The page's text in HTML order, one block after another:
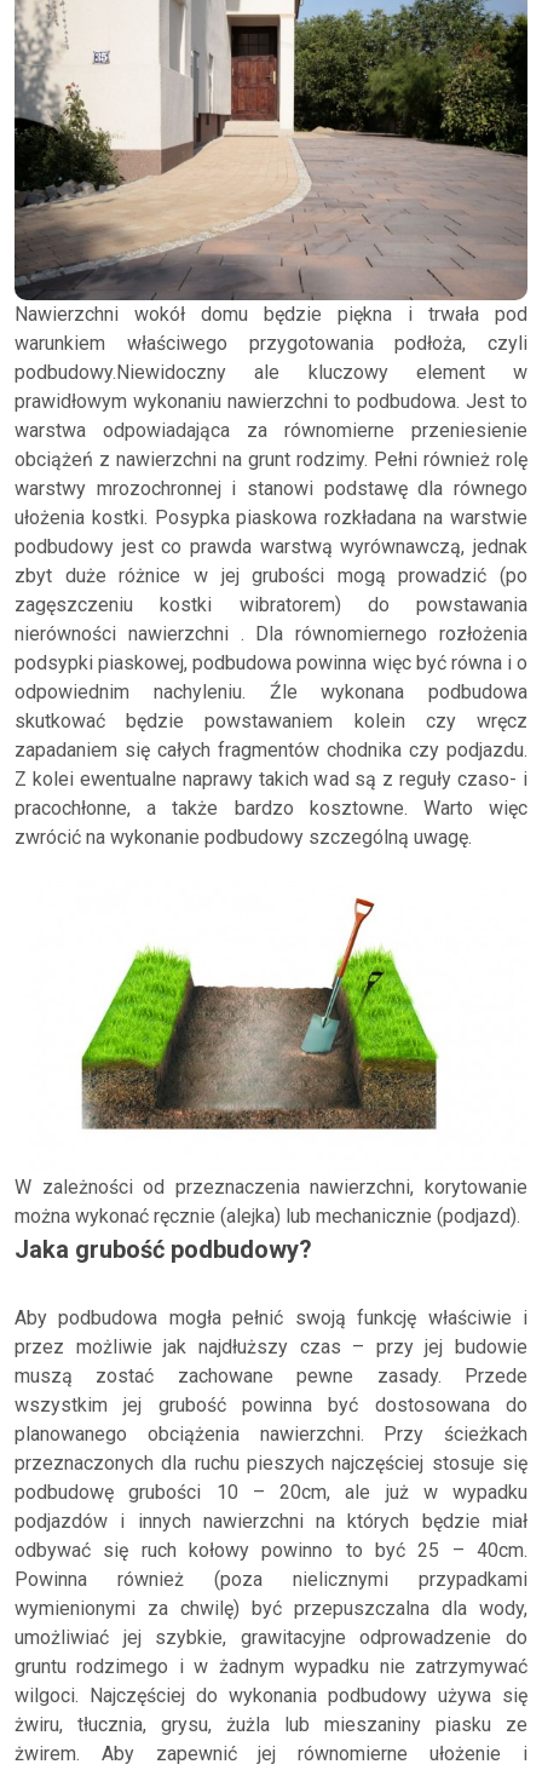
Nawierzchni wokół domu będzie piękna i trwała pod
warunkiem właściwego przygotowania podłoża, czyli
podbudowy.Niewidoczny ale kluczowy element w
prawidłowym wykonaniu nawierzchni to podbudowa. Jest to
warstwa odpowiadająca za równomierne przeniesienie
obciążeń z nawierzchni na grunt rodzimy. Pełni również rolę
warstwy mrozochronnej i stanowi podstawę dla równego
ułożenia kostki. Posypka piaskowa rozkładana na warstwie
podbudowy jest co prawda warstwą wyrównawczą, jednak
zbyt duże różnice w jej grubości mogą prowadzić (po
zagęszczeniu kostki wibratorem) do powstawania
nierówności nawierzchni . Dla równomiernego rozłożenia
podsypki piaskowej, podbudowa powinna więc być równa i o
odpowiednim nachyleniu. Źle wykonana podbudowa
skutkować będzie powstawaniem kolein czy wręcz
zapadaniem się całych fragmentów chodnika czy podjazdu.
Z kolei ewentualne naprawy takich wad są z reguły czaso- i
pracochłonne, a także bardzo kosztowne. Warto więc
zwrócić na wykonanie podbudowy szczególną uwagę.
W zależności od przeznaczenia nawierzchni, korytowanie
można wykonać ręcznie (alejka) lub mechanicznie (podjazd).
Jaka grubość podbudowy?
Aby podbudowa mogła pełnić swoją funkcję właściwie i
przez możliwie jak najdłuższy czas – przy jej budowie
muszą zostać zachowane pewne zasady. Przede
wszystkim jej grubość powinna być dostosowana do
planowanego obciążenia nawierzchni. Przy ścieżkach
przeznaczonych dla ruchu pieszych najczęściej stosuje się
podbudowę grubości 10 – 20cm, ale już w wypadku
podjazdów i innych nawierzchni na których będzie miał
odbywać się ruch kołowy powinno to być 25 – 40cm.
Powinna również (poza nielicznymi przypadkami
wymienionymi za chwilę) być przepuszczalna dla wody,
umożliwiać jej szybkie, grawitacyjne odprowadzenie do
gruntu rodzimego i w żadnym wypadku nie zatrzymywać
wilgoci. Najczęściej do wykonania podbudowy używa się
żwiru, tłucznia, grysu, żużla lub mieszaniny piasku ze
żwirem. Aby zapewnić jej równomierne ułożenie i